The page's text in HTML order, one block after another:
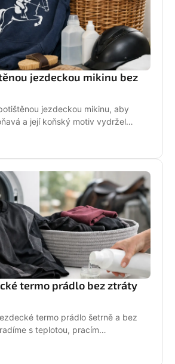
jezdeckou mikinu bez
jezdeckou mikinu, aby
a její koňský motiv vydržel
termo prádlo bez ztráty
termo prádlo šetrně a bez
s teplotou, pracím